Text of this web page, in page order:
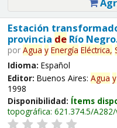
Estación
provincia deRío
por Agua y Energía Eléctrica,
Idioma: Español
Editor: Buenos Aires: Agua y
1998
Disponibilidad: Ítems
topográfica: 621.374.5/